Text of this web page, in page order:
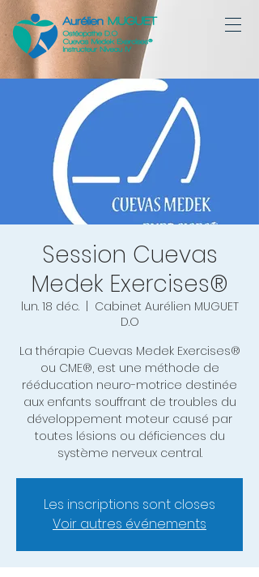
Session Cuevas
Medek Exercises®
lun. 18 déc.
  |
Cabinet Aurélien MUGUET
D.O
La thérapie Cuevas Medek Exercises®
ou CME®, est une méthode de
rééducation neuro-motrice destinée
aux enfants souffrant de troubles du
développement moteur causé par
toutes lésions ou déficiences du
système nerveux central.
Les inscriptions sont closes
Voir autres événements